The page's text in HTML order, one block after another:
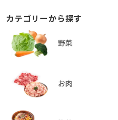
カテゴリーから探す